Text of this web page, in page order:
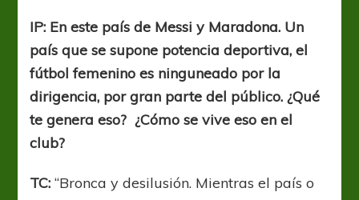
IP: En este país de Messi y Maradona. Un
país que se supone potencia deportiva, el
fútbol femenino es ninguneado por la
dirigencia, por gran parte del público. ¿Qué
te genera eso? ¿Cómo se vive eso en el
club?
TC:“Bronca y desilusión. Mientras el país o